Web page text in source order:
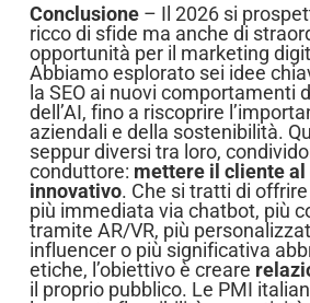
Conclusione– Il 2026 si
ricco di sfide ma anche di
opportunità per il marketing
Abbiamo esplorato sei idee
la SEO ai nuovi comportamenti
dell’AI, fino a riscoprire
aziendali e della sostenibilità.
seppur diversi tra loro,
conduttore: mettere il cliente
innovativo. Che si tratti di offrire
più immediata via chatbot, più
tramite AR/VR, più
influencer o più significativa
etiche, l’obiettivo è creare
il proprio pubblico. Le PMI